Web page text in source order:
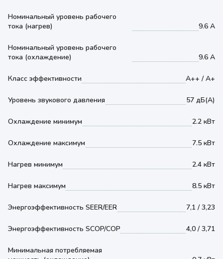
Номинальный уровень рабочего
тока (нагрев)
9.6 А
Номинальный уровень рабочего
тока (охлаждение)
9.6 А
Класс эффективности А++ / А+
Уровень звукового давления 57 дБ(А)
Охлаждение минимум 2.2 кВт
Охлаждение максимум 7.5 кВт
Нагрев минимум 2.4 кВт
Нагрев максимум 8.5 кВт
Энергоэффективность SEER/EER 7,1 / 3,23
Энергоэффективность SCOP/COP 4,0 / 3,71
Минимальная потребляемая